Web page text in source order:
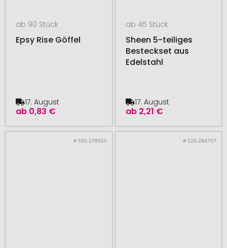
ab 90 Stück
Epsy Rise Göffel
ab 0,83 €
17. August
ab 45 Stück
Sheen 5-teiliges
Besteckset aus
Edelstahl
ab 2,21 €
17. August
# 500.278925 # 220.284757